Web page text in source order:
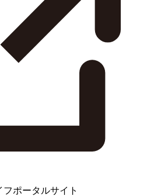
フポータルサイト